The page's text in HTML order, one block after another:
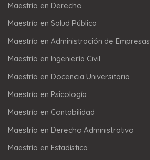
Maestría en Derecho
Maestría en Salud Pública
Maestría en Administración de Empresas
Maestría en Ingeniería Civil
Maestría en Docencia Universitaria
Maestría en Psicología
Maestría en Contabilidad
Maestría en Derecho Administrativo
Maestría en Estadística